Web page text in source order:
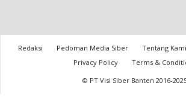
Redaksi Pedoman Media Siber Tentang Kami
Privacy Policy
Terms &
© PT Visi Siber Banten 2016-